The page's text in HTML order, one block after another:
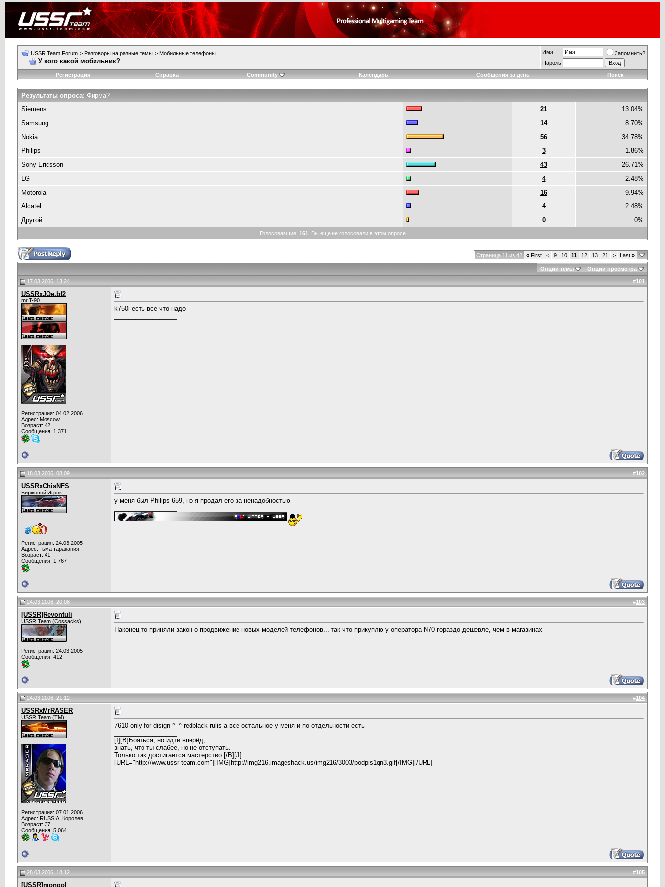
USSR Team Forum > Разговоры на разные темы > Мобильные телефоны
У кого какой мобильник?
Имя
Запомнить?
Пароль
Регистрация
Справка Community Календарь Сообщения за день Поиск
Результаты опроса: Фирма?
Siemens
21
13.04%
Samsung
14
8.70%
Nokia
56
34.78%
Philips
3
1.86%
Sony-Ericsson
43
26.71%
LG
4
2.48%
Motorola
16
9.94%
Alcatel
4
2.48%
Другой
0 0%
Голосовавшие: 161 . Вы еще не голосовали в этом опросе
Страница 11 из 42 « First < 9 10 11 12 13 21 > Last »
Опции темы Опции просмотра
17.03.2006, 13:24 #101
USSRxJOe.bf2
mr.T-90
Регистрация: 04.02.2006
Адрес: Moscow
Возраст: 42
Сообщения: 1,371
k750i есть все что надо
18.03.2006, 08:09 #102
USSRxChisNFS
Биржевой Игрок
Регистрация: 24.03.2005
Адрес: тьма таракания
Возраст: 41
Сообщения: 1,767
у меня был Philips 659, но я продал его за ненадобностью
24.03.2006, 20:08 #103
[USSR]Revontuli
USSR Team (Cossacks)
Регистрация: 24.03.2005
Сообщения: 412
Наконец то приняли закон о продвижение новых моделей телефонов... так что прикуплю у оператора N70 гораздо дешевле, чем в магазинах
24.03.2006, 21:12 #104
USSRxMrRASER
USSR Team (TM)
Регистрация: 07.01.2006
Адрес: RUSSIA, Королев
Возраст: 37
Сообщения: 5,064
7610 only for disign ^_^ redblack rulis а все остальное у меня и по отдельности есть
[I][B]Бояться, но идти вперёд;
знать, что ты слабее, но не отступать.
Только так достигается мастерство.[/B][/I]
[URL="http://www.ussr-team.com"][IMG]http://img216.imageshack.us/img216/3003/podpis1qn3.gif[/IMG][/URL]
28.03.2006, 18:12 #105
[USSR]mongol